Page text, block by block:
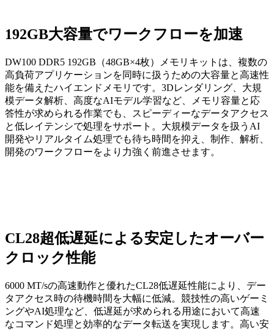
192GB大容量でワークフローを加速
DW100 DDR5 192GB（48GB×4枚）メモリキットは、複数の
高負荷アプリケーションを同時に扱うための大容量と高速性
能を備えたハイエンドメモリです。3Dレンダリング、大規
模データ解析、高度なAIモデル学習など、メモリ容量と応
答性が求められる作業でも、スピーディーなデータアクセス
と低レイテンシで処理をサポート。大規模データを扱うAI
開発やリアルタイム処理でも待ち時間を抑え、制作、解析、
開発のワークフローをより力強く前進させます。
CL28超低遅延による安定したオーバー
クロック性能
6000 MT/sの高速動作と優れたCL28低遅延性能により、デー
タアクセス時の待機時間を大幅に低減。競技性の高いゲーミ
ングやAI処理など、低遅延が求められる用途において高速
なコマンド処理と効率的なデータ転送を実現します。高い安